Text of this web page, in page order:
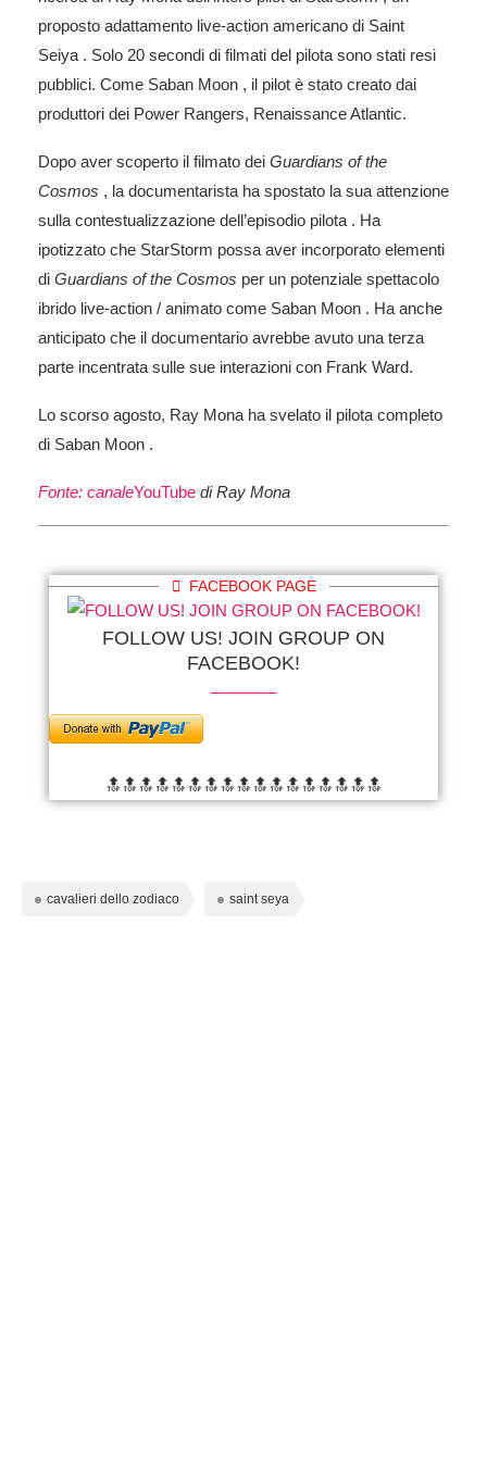
proposto adattamento live-action americano di Saint
Seiya . Solo 20 secondi di filmati del pilota sono stati resi
pubblici. Come Saban Moon , il pilot è stato creato dai
produttori dei Power Rangers, Renaissance Atlantic.
Dopo aver scoperto il filmato dei Guardians of the
Cosmos , la documentarista ha spostato la sua attenzione
sulla contestualizzazione dell’episodio pilota . Ha
ipotizzato che StarStorm possa aver incorporato elementi
di Guardians of the Cosmos per un potenziale spettacolo
ibrido live-action / animato come Saban Moon . Ha anche
anticipato che il documentario avrebbe avuto una terza
parte incentrata sulle sue interazioni con Frank Ward.
Lo scorso agosto, Ray Mona ha svelato il pilota completo
di Saban Moon .
Fonte: canaleYouTube di Ray Mona
FACEBOOK PAGE
FOLLOW US! JOIN GROUP ON
FACEBOOK!
🔝🔝🔝🔝🔝🔝 🔝🔝🔝🔝🔝🔝 🔝🔝🔝🔝🔝
cavalieri dello zodiaco saint seya